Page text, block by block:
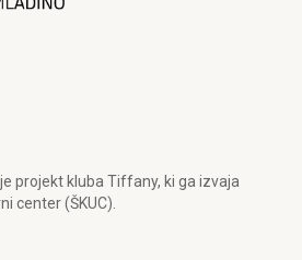
projekt kluba Tiffany, ki ga izvaja
center (ŠKUC).